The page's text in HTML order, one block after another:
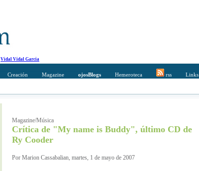
Vidal Vidal Garcia
Creación Magazine ojosBlogs Hemeroteca rss Links
Magazine/Música
Crítica de "My name is Buddy", último CD de
Ry Cooder
Por Marion Cassabalian, martes, 1 de mayo de 2007